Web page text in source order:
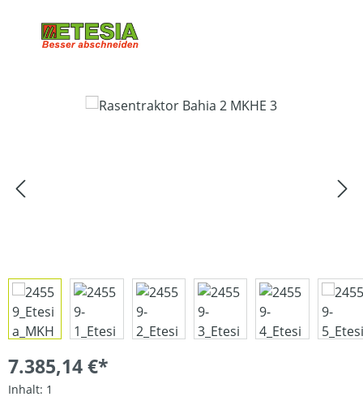
Bildergalerie überspringen
7.385,14 €*
Inhalt: 1